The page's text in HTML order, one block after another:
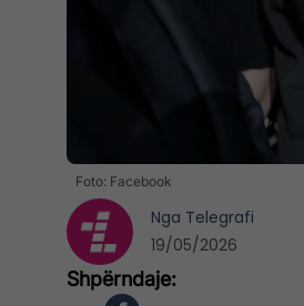
Foto: Facebook
Nga Telegrafi
19/05/2026